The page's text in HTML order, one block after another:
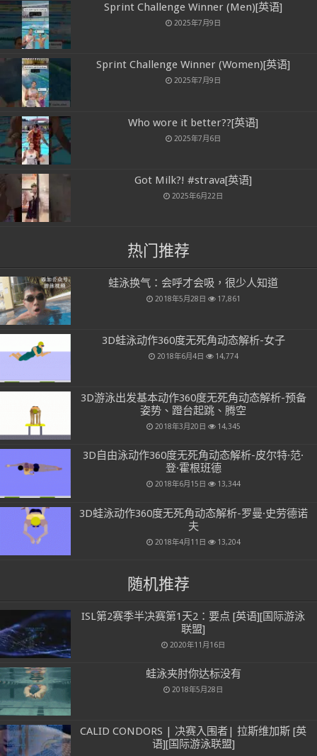
Sprint Challenge Winner (Men)[英语]
2025年7月9日
Sprint Challenge Winner (Women)[英语]
2025年7月9日
Who wore it better??[英语]
2025年7月6日
Got Milk?! #strava[英语]
2025年6月22日
热门推荐
蛙泳换气：会呼才会吸，很少人知道
2018年5月28日 17,861
3D蛙泳动作360度无死角动态解析-女子
2018年6月4日 14,774
3D游泳出发基本动作360度无死角动态解析-预备
姿势、蹬台起跳、腾空
2018年3月20日 14,345
3D自由泳动作360度无死角动态解析-皮尔特·范·
登·霍根班德
2018年6月15日 13,344
3D蛙泳动作360度无死角动态解析-罗曼·史劳德诺
夫
2018年4月11日 13,204
随机推荐
ISL第2赛季半决赛第1天2：要点 [英语][国际游泳
联盟]
2020年11月16日
蛙泳夹肘你达标没有
2018年5月28日
CALID CONDORS | 决赛入围者| 拉斯维加斯 [英
语][国际游泳联盟]